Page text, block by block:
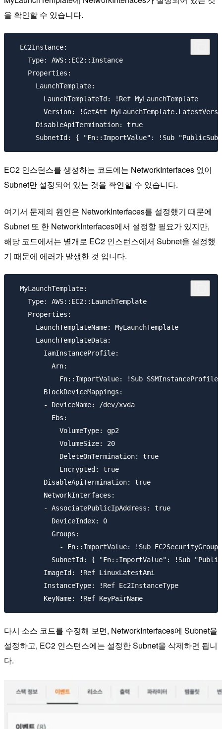
을 확인할 수 있습니다.
  EC2Instance:
    Type: AWS::EC2::Instance
    Properties:
      LaunchTemplate:
        LaunchTemplateId: !Ref MyLaunchTemplate
Version: !GetAtt
      DisableApiTermination: true
EC2 인스턴스를 생성하는 코드에는 NetworkInterfaces 없이
Subnet만 설정되어 있는 것을 확인할 수 있습니다.
여기서 문제의 원인은 NetworkInterfaces를 설정했기 때문에
Subnet 또 한 NetworkInterfaces에서 설정할 필요가 있지만,
해당 코드에서는 별개로 EC2 인스턴스에서 Subnet을 설정했
기 때문에 에러가 발생한 것 입니다.
  MyLaunchTemplate:
    Type: AWS::EC2::LaunchTemplate
    Properties:
      LaunchTemplateName: MyLaunchTemplate
      LaunchTemplateData:
        IamInstanceProfile:
          Arn:
            Fn::ImportValue: !Sub SSMInstanceProfile
        BlockDeviceMappings:
        - DeviceName: /dev/xvda
          Ebs:
            VolumeType: gp2
            VolumeSize: 20
            DeleteOnTermination: true
            Encrypted: true
        DisableApiTermination: true
        NetworkInterfaces:
        - AssociatePublicIpAddress: true
          DeviceIndex: 0
          Groups:
            - Fn::ImportValue: !Sub EC2SecurityGroup1
SubnetId: { "Fn::ImportValue": !Sub
        ImageId: !Ref LinuxLatestAmi
        InstanceType: !Ref Ec2InstanceType
다시 소스 코드를 수정해 보면, NetworkInterfaces에 Subnet을
설정하고, EC2 인스턴스에는 설정한 Subnet을 삭제하면 됩니
다.